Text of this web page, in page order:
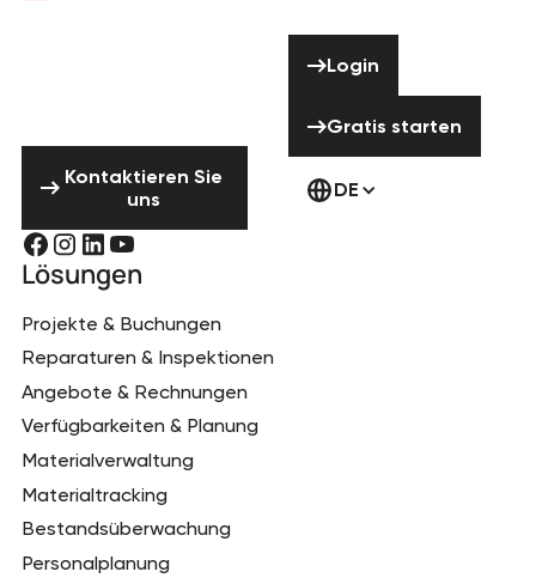
Kontaktieren Sie uns
Kontaktieren Sie
uns
Login
Gratis starten
DE
Lösungen
Projekte & Buchungen
Reparaturen & Inspektionen
Angebote & Rechnungen
Verfügbarkeiten & Planung
Materialverwaltung
Materialtracking
Bestandsüberwachung
Personalplanung